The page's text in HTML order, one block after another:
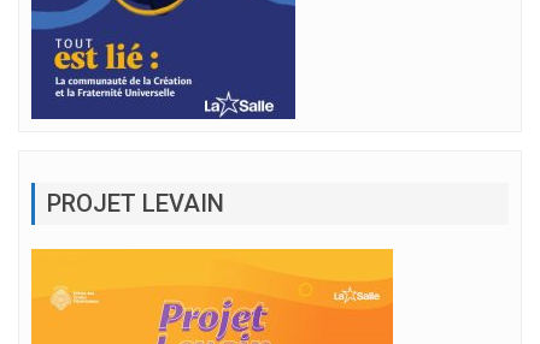
PROJET LEVAIN